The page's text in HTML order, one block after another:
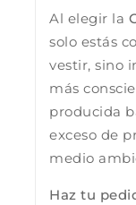
Al elegir la
solo estás
vestir, sino
más
producida
exceso de
medio
Haz tu